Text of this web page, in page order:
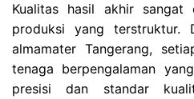
Kualitas hasil akhir sangat
produksi yang terstruktur.
almamater Tangerang,
tenaga berpengalaman
presisi dan standar